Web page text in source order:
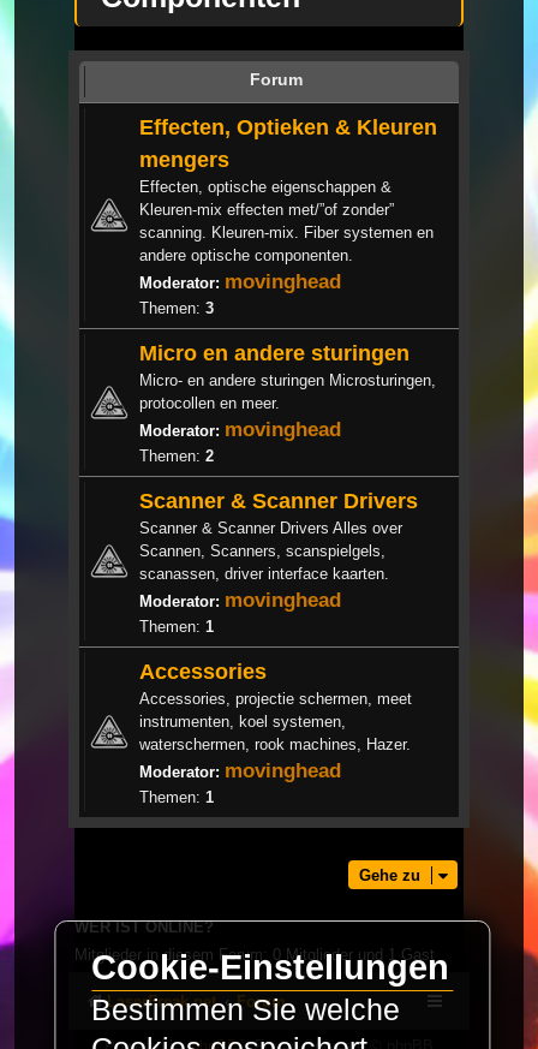
Forum
Effecten, Optieken & Kleuren
mengers
Effecten, optische eigenschappen &
Kleuren-mix effecten met/”of zonder”
scanning. Kleuren-mix. Fiber systemen en
andere optische componenten.
Moderator: movinghead
Themen: 3
Micro en andere sturingen
Micro- en andere sturingen Microsturingen,
protocollen en meer.
Moderator: movinghead
Themen: 2
Scanner & Scanner Drivers
Scanner & Scanner Drivers Alles over
Scannen, Scanners, scanspielgels,
scanassen, driver interface kaarten.
Moderator: movinghead
Themen: 1
Accessories
Accessories, projectie schermen, meet
instrumenten, koel systemen,
waterschermen, rook machines, Hazer.
Moderator: movinghead
Themen: 1
Gehe zu
WER IST ONLINE?
Mitglieder in diesem Forum: 0 Mitglieder und 1 Gast
LaserFreak.net Forum
Cookie-Einstellungen
Bestimmen Sie welche